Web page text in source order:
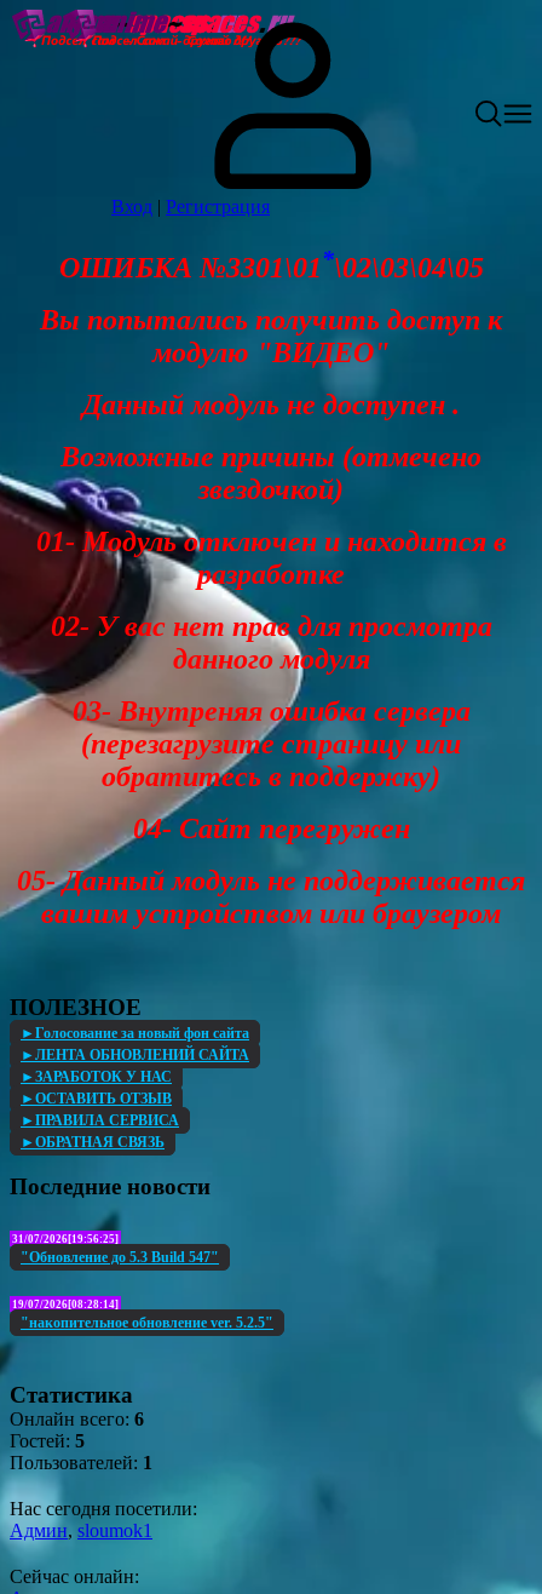
Вход | Регистрация
ОШИБКА №3301\01*\02\03\04\05
Вы попытались получить доступ к
модулю "ВИДЕО"
Данный модуль не доступен .
Возможные причины (отмечено
звездочкой)
01- Модуль отключен и находится в
разработке
02- У вас нет прав для просмотра
данного модуля
03- Внутреняя ошибка сервера
(перезагрузите страницу или
обратитесь в поддержку)
04- Сайт перегружен
05- Данный модуль не поддерживается
вашим устройством или браузером
ПОЛЕЗНОЕ
►Голосование за новый фон сайта
►ЛЕНТА ОБНОВЛЕНИЙ САЙТА
►ЗАРАБОТОК У НАС
►ОСТАВИТЬ ОТЗЫВ
►ПРАВИЛА СЕРВИСА
►ОБРАТНАЯ СВЯЗЬ
Последние новости
31/07/2026[19:56:25]
"Обновление до 5.3 Build 547"
19/07/2026[08:28:14]
"накопительное обновление ver. 5.2.5"
Статистика
Онлайн всего: 6
Гостей: 5
Пользователей: 1
Нас сегодня посетили:
Админ, sloumok1
Сейчас онлайн: